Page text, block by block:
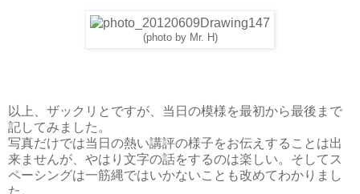
(photo by Mr. H)
以上、ザックリとですが、当日の模様を最初から最後まで
記してみました。
写真だけでは当日の熱い講評の様子をお伝えすることは出
来ませんが、やはり文字の話をするのは楽しい。そしてス
ペーシングは一筋縄ではいかないことも改めてわかりまし